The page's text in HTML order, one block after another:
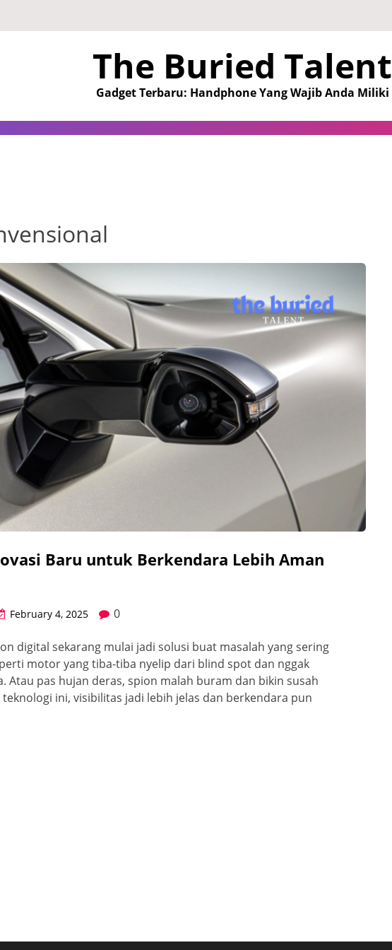
The Buried Talent
Gadget Terbaru: Handphone Yang Wajib Anda Miliki
Baru untuk Berkendara Lebih Aman
February 4, 2025 0
digital sekarang mulai jadi solusi buat masalah yang sering
motor yang tiba-tiba nyelip dari blind spot dan nggak
Atau pas hujan deras, spion malah buram dan bikin susah
ini, visibilitas jadi lebih jelas dan berkendara pun